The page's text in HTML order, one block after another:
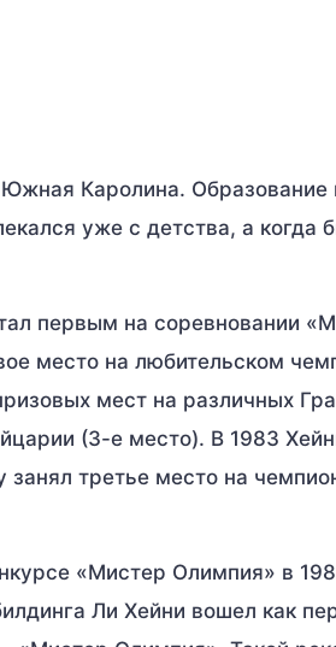
Каролина.
уже с детства, а когда
первым на соревновании
место на любительском
мест на различных
(3-е место). В 1983
третье место на
«Мистер Олимпия» в
Ли Хейни вошел как